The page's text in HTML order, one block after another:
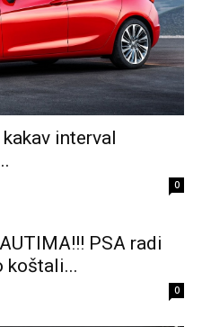
interval
0
PSA radi
koštali...
0